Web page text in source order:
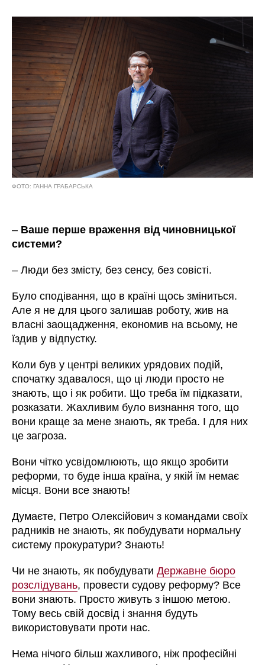
ФОТО: ГАННА ГРАБАРСЬКА
– Ваше перше враження від чиновницької
системи?
– Люди без змісту, без сенсу, без совісті.
Було сподівання, що в країні щось зміниться.
Але я не для цього залишав роботу, жив на
власні заощадження, економив на всьому, не
їздив у відпустку.
Коли був у центрі великих урядових подій,
спочатку здавалося, що ці люди просто не
знають, що і як робити. Що треба їм підказати,
розказати. Жахливим було визнання того, що
вони краще за мене знають, як треба. І для них
це загроза.
Вони чітко усвідомлюють, що якщо зробити
реформи, то буде інша країна, у якій їм немає
місця. Вони все знають!
Думаєте, Петро Олексійович з командами своїх
радників не знають, як побудувати нормальну
систему прокуратури? Знають!
Чи не знають, як побудуватиДержавне бюро
розслідувань, провести судову реформу? Все
вони знають. Просто живуть з іншою метою.
Тому весь свій досвід і знання будуть
використовувати проти нас.
Нема нічого більш жахливого, ніж професійні